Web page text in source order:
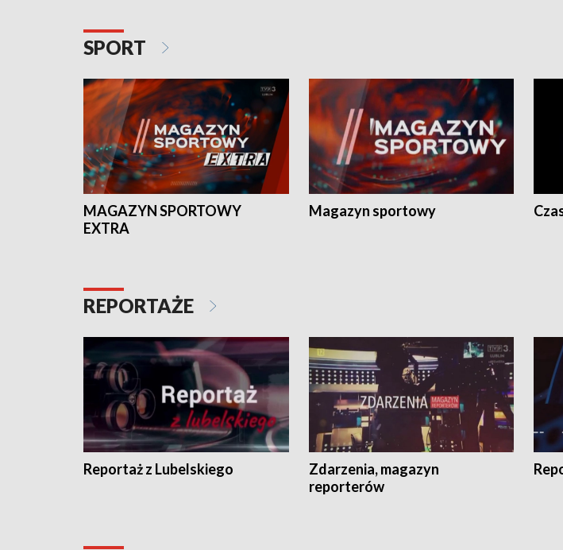
SPORT
MAGAZYN SPORTOWY
EXTRA
Magazyn sportowy
REPORTAŻE
Reportaż z Lubelskiego
Zdarzenia, magazyn
reporterów